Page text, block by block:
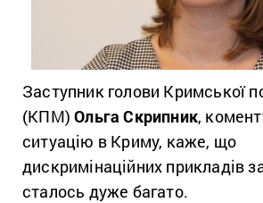
Заступник голови Кримської
(КПМ)Ольга Скрипник,
ситуацію в Криму, каже, що
дискримінаційних прикладів
сталось дуже багато.